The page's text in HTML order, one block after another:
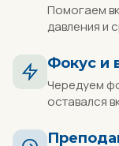
Помогаем
давления и
Фокус и
Чередуем
оставался